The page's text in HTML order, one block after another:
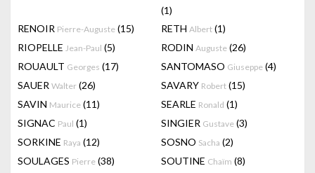
(1)
RENOIR Pierre-Auguste (15) RETH Albert (1)
RIOPELLE Jean-Paul (5) RODIN Auguste (26)
ROUAULT Georges (17) SANTOMASO Giuseppe (4)
SAUER Walter (26) SAVARY Robert (15)
SAVIN Maurice (11) SEARLE Ronald (1)
SIGNAC Paul (1) SINGIER Gustave (3)
SORKINE Raya (12) SOSNO Sacha (2)
SOULAGES Pierre (38) SOUTINE Chaïm (8)